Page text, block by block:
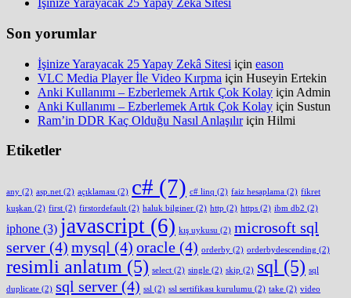
İşinize Yarayacak 25 Yapay Zekâ Sitesi
Son yorumlar
İşinize Yarayacak 25 Yapay Zekâ Sitesi için eason
VLC Media Player İle Video Kırpma için Huseyin Ertekin
Anki Kullanımı – Ezberlemek Artık Çok Kolay için Admin
Anki Kullanımı – Ezberlemek Artık Çok Kolay için Sustun
Ram’in DDR Kaç Olduğu Nasıl Anlaşılıriçin Hilmi
Etiketler
any (2) asp.net (2) açıklaması (2) c# (7) c# linq (2) faiz hesaplama (2) fikret
kuşkan (2) first (2) firstordefault (2) haluk bilginer (2) http (2) https (2) ibm db2 (2)
iphone (3) javascript (6) kış uykusu (2) microsoft sql
server (4) mysql (4) oracle (4) orderby (2) orderbydescending (2)
resimli anlatım (5) select (2) single (2) skip (2) sql (5) sql
duplicate (2) sql server (4) ssl (2) ssl sertifikası kurulumu (2) take (2) video